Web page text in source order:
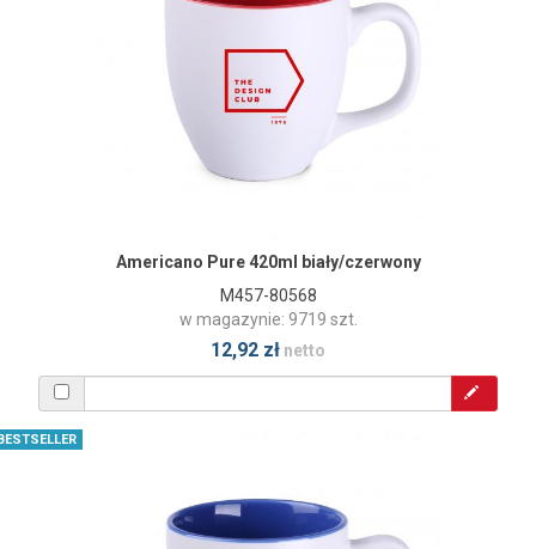
Americano Pure 420ml biały/czerwony
M457-80568
w magazynie: 9719 szt.
12,92 zł netto